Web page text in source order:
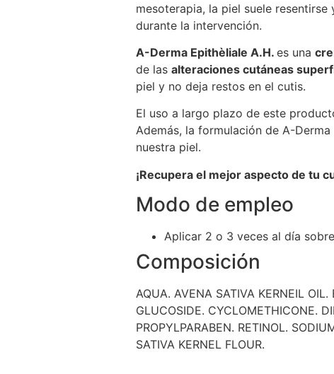
mesoterapia, la piel suele
durante la intervención.
A-Derma Epithèliale A.H. es una
de las alteraciones cutáneas
piel y no deja restos en el cutis.
El uso a largo plazo de este
Además, la formulación de A-
nuestra piel.
¡Recupera el mejor aspecto de tu
Modo de empleo
Aplicar 2 o 3 veces al día
Composición
AQUA. AVENA SATIVA KERNEIL
GLUCOSIDE. CYCLOMETHICONE.
PROPYLPARABEN. RETINOL.
SATIVA KERNEL FLOUR.